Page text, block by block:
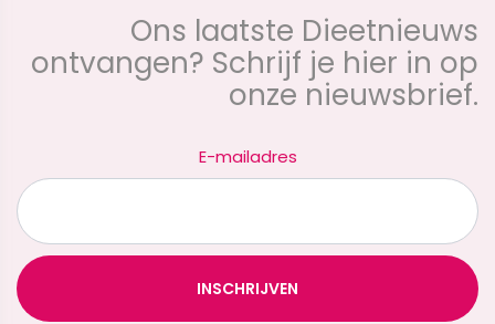
Ons laatste Dieetnieuws
ontvangen? Schrijf je hier in op
onze nieuwsbrief.
E-mailadres